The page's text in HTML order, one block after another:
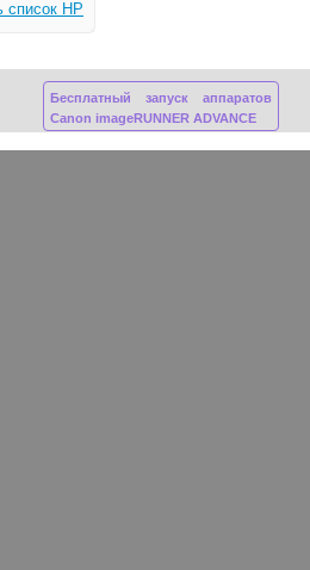
список HP
Бесплатный запуск аппаратов
Canon imageRUNNER ADVANCE